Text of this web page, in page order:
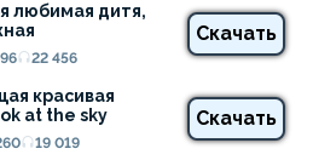
любимая дитя,
22 456
Скачать
красивая
at the sky
19 019
Скачать